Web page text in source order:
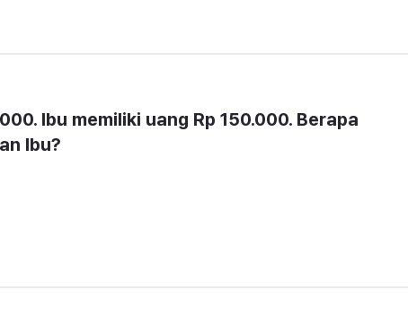
Ibu memiliki uang Rp 150.000. Berapa
Ibu?